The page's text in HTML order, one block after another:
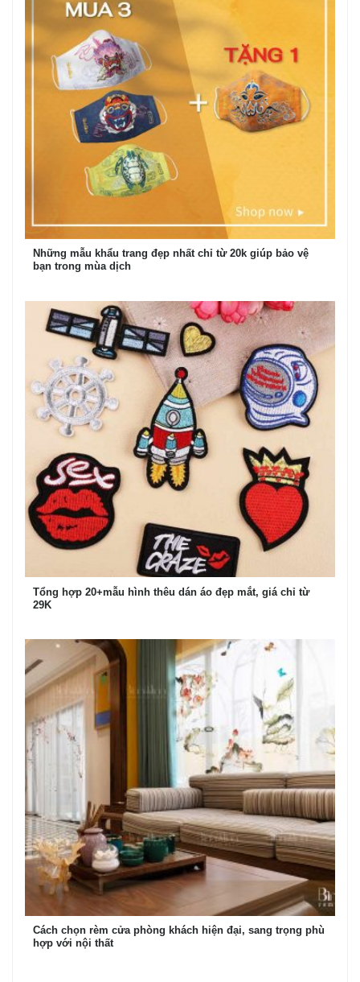
Những mẫu khẩu trang đẹp nhất chỉ từ 20k giúp bảo vệ
bạn trong mùa dịch
Tổng hợp 20+mẫu hình thêu dán áo đẹp mắt, giá chỉ từ
29K
Cách chọn rèm cửa phòng khách hiện đại, sang trọng phù
hợp với nội thất